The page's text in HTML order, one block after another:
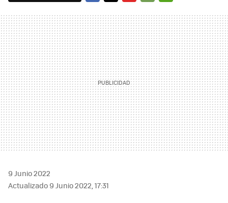
MAIL
9 Junio 2022
Actualizado 9 Junio 2022, 17:31